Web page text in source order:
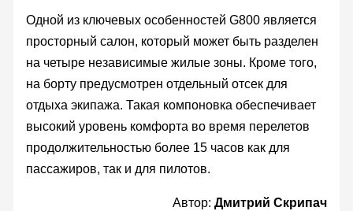
Одной из ключевых особенностей G800 является
просторный салон, который может быть разделен
на четыре независимые жилые зоны. Кроме того,
на борту предусмотрен отдельный отсек для
отдыха экипажа. Такая компоновка обеспечивает
высокий уровень комфорта во время перелетов
продолжительностью более 15 часов как для
пассажиров, так и для пилотов.
Автор:Дмитрий Скрипач